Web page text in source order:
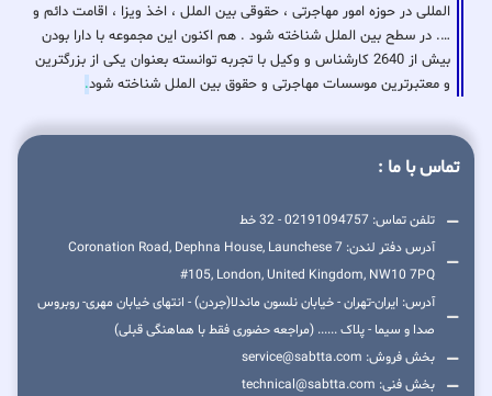
المللی در حوزه امور مهاجرتی ، حقوقی بین الملل ، اخذ ویزا ، اقامت دائم و
…. در سطح بین الملل شناخته شود . هم اکنون این مجموعه با دارا بودن
بیش از 2640 کارشناس و وکیل با تجربه توانسته بعنوان یکی از بزرگترین
و معتبرترین موسسات مهاجرتی و حقوق بین الملل شناخته شود.
تماس با ما :
تلفن تماس: 02191094757 - 32 خط
آدرس دفتر لندن: 7 Coronation Road, Dephna House, Launchese
#105, London, United Kingdom, NW10 7PQ
آدرس: ایران-تهران - خیابان نلسون ماندلا(جردن) - انتهای خیابان مهری- روبروس
صدا و سیما - پلاک ...... (مراجعه حضوری فقط با هماهنگی قبلی)
بخش فروش: service@sabtta.com
بخش فنی: technical@sabtta.com